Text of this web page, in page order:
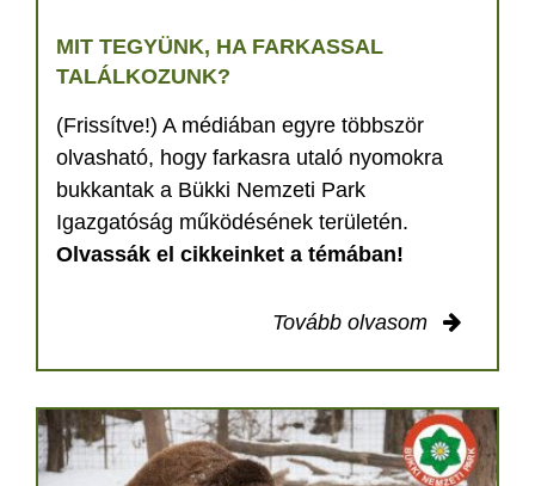
MIT TEGYÜNK, HA FARKASSAL
TALÁLKOZUNK?
(Frissítve!) A médiában egyre többször
olvasható, hogy farkasra utaló nyomokra
bukkantak a Bükki Nemzeti Park
Igazgatóság működésének területén.
Olvassák el cikkeinket a témában!
Tovább olvasom